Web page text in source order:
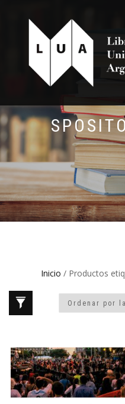
Inicio / Productos